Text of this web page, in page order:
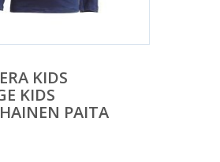
KIDS
KIDS
PAITA